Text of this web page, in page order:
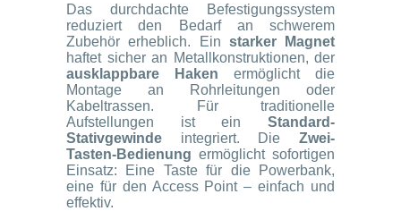
Das durchdachte Befestigungssystem
reduziert den Bedarf an schwerem
Zubehör erheblich. Ein starker Magnet
haftet sicher an Metallkonstruktionen, der
ausklappbare Haken ermöglicht die
Montage an Rohrleitungen oder
Kabeltrassen. Für traditionelle
Aufstellungen ist ein Standard-
Stativgewinde integriert. Die Zwei-
Tasten-Bedienung ermöglicht sofortigen
Einsatz: Eine Taste für die Powerbank,
eine für den Access Point – einfach und
effektiv.